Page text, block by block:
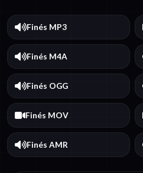
Finés MP3
Finés M4A
Finés OGG
Finés MOV
Finés AMR